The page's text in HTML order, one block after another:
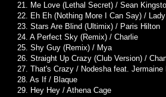
21. Me Love (Lethal Secret) / Sean
22. Eh Eh (Nothing More I Can Say) /
23. Stars Are Blind (Ultimix) / Paris Hilton
24. A Perfect Sky (Remix) / Charlie
25. Shy Guy (Remix) / Mya
26. Straight Up Crazy (Club Version) /
27. That's Crazy / Nodesha feat. Jermaine
28. As If / Blaque
29. Hey Hey / Athena Cage